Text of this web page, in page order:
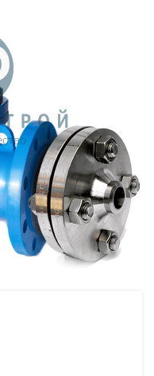
отличаться
на странице!